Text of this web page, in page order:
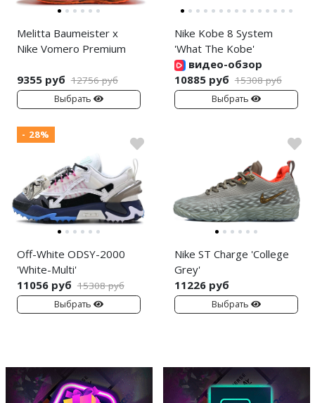
Melitta Baumeister x
Nike Vomero Premium
9355 руб 12756 руб
Выбрать
Nike Kobe 8 System
'What The Kobe'
видео-обзор
10885 руб 15308 руб
Выбрать
- 28%
Off-White ODSY-2000
'White-Multi'
11056 руб 15308 руб
Выбрать
Nike ST Charge 'College
Grey'
11226 руб
Выбрать